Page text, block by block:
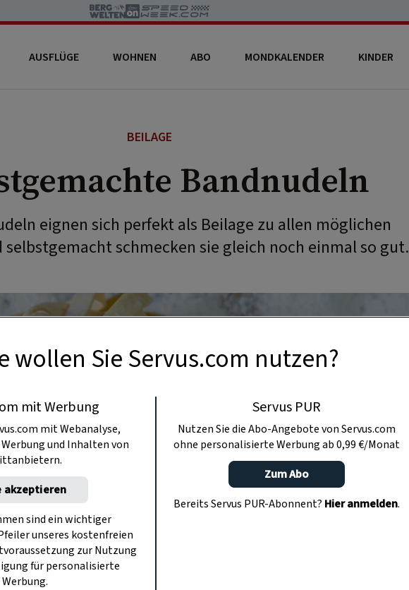
AUSFLÜGE WOHNEN ABO MONDKALENDER KINDER
BEILAGE
Bandnudeln
eignen sich perfekt als Beilage zu allen möglichen
selbstgemacht schmecken sie gleich noch einmal so gut.
wollen Sie Servus.com nutzen?
mit Werbung
mit Webanalyse,
und Inhalten von
akzeptieren
sind ein wichtiger
unseres kostenfreien
zur Nutzung
für personalisierte
Werbung.
Servus PUR
Nutzen Sie die Abo-Angebote von Servus.com
ohne personalisierte Werbung ab 0,99 €/Monat
Zum Abo
Bereits Servus PUR-Abonnent? Hier anmelden.